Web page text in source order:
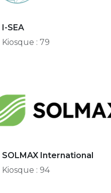
I-SEA
Kiosque : 79
SOLMAX International
Kiosque : 94